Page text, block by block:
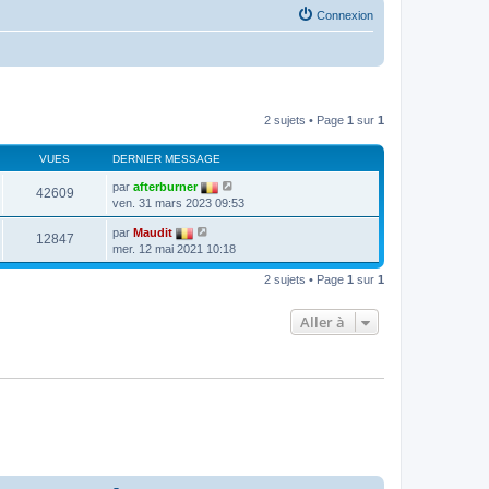
Connexion
2 sujets • Page 1 sur 1
VUES DERNIER MESSAGE
42609 par afterburner
ven. 31 mars 2023 09:53
12847 par Maudit
mer. 12 mai 2021 10:18
2 sujets • Page 1 sur 1
Aller à